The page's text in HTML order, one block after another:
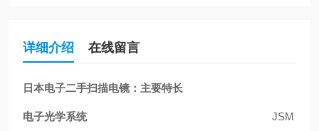
详细介绍 在线留言
日本电子二手扫描电镜 ： 主要特长
电子光学系统 JSM